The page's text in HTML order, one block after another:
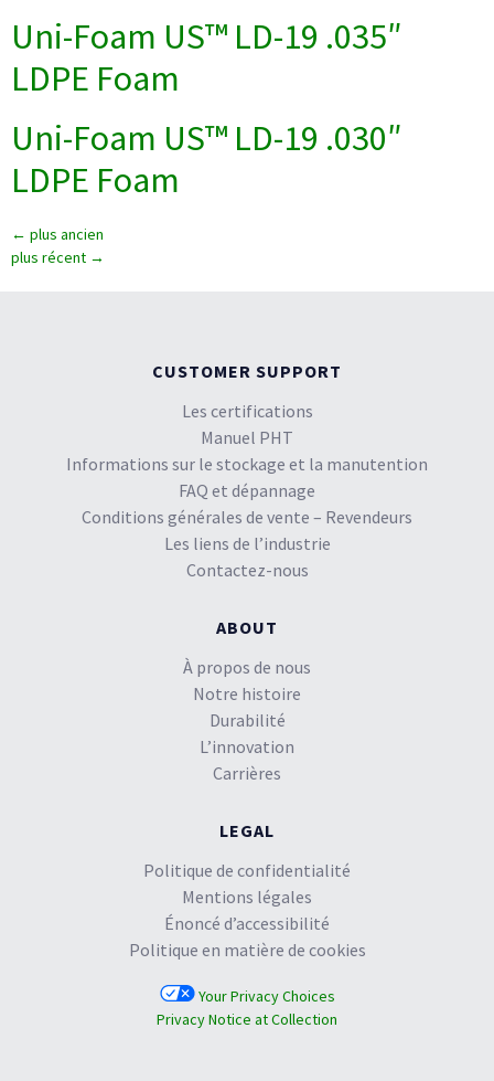
Uni-Foam US™ LD-19 .035″
LDPE Foam
Uni-Foam US™ LD-19 .030″
LDPE Foam
← plus ancien
plus récent →
CUSTOMER SUPPORT
Les certifications
Manuel PHT
Informations sur le stockage et la manutention
FAQ et dépannage
Conditions générales de vente – Revendeurs
Les liens de l’industrie
Contactez-nous
ABOUT
À propos de nous
Notre histoire
Durabilité
L’innovation
Carrières
LEGAL
Politique de confidentialité
Mentions légales
Énoncé d’accessibilité
Politique en matière de cookies
Your Privacy Choices
Privacy Notice at Collection